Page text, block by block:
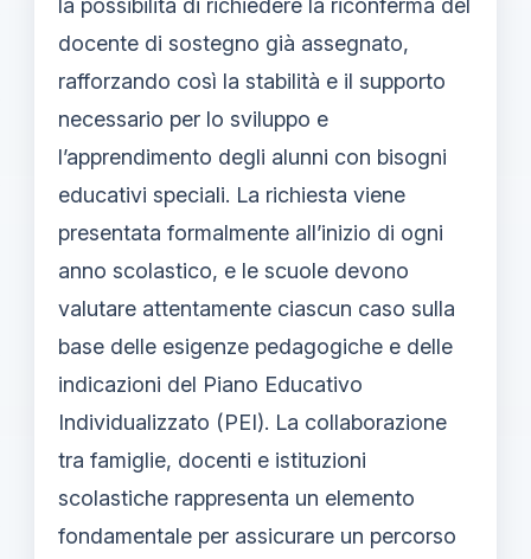
docente di sostegno già assegnato,
rafforzando così la stabilità e il supporto
necessario per lo sviluppo e
l’apprendimento degli alunni con bisogni
educativi speciali. La richiesta viene
presentata formalmente all’inizio di ogni
anno scolastico, e le scuole devono
valutare attentamente ciascun caso sulla
base delle esigenze pedagogiche e delle
indicazioni del Piano Educativo
Individualizzato (PEI). La collaborazione
tra famiglie, docenti e istituzioni
scolastiche rappresenta un elemento
fondamentale per assicurare un percorso